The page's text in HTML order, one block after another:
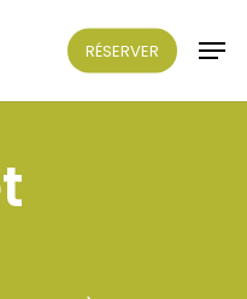
RÉSERVER